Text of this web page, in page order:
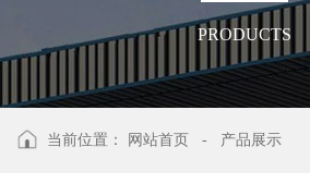
PRODUCTS
当前位置： 网站首页 - 产品展示